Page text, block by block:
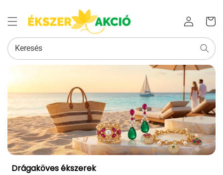
Bejelentkezés
kosara
Keresés
Kollekció:
Drágaköves ékszerek